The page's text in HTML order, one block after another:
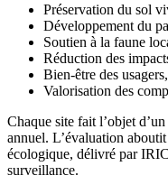
Préservation du sol
Développement du
Soutien à la faune
Réduction des
Bien-être des usagers,
Valorisation des
Chaque site fait l’objet
annuel. L’évaluation
écologique, délivré par
surveillance.